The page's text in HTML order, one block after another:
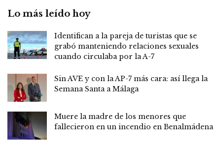
Lo más leído hoy
Identifican a la pareja de turistas que se
grabó manteniendo relaciones sexuales
cuando circulaba por la A-7
Sin AVE y con la AP-7 más cara: así llega la
Semana Santa a Málaga
Muere la madre de los menores que
fallecieron en un incendio en Benalmádena